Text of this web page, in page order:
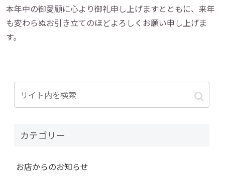
本年中の御愛顧に心より御礼申し上げますとともに、 来年
も変わらぬお引き立てのほどよろしくお願い申し上げま
す。
カテゴリー
お店からのお知らせ